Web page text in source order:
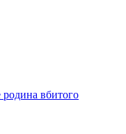
родина вбитого